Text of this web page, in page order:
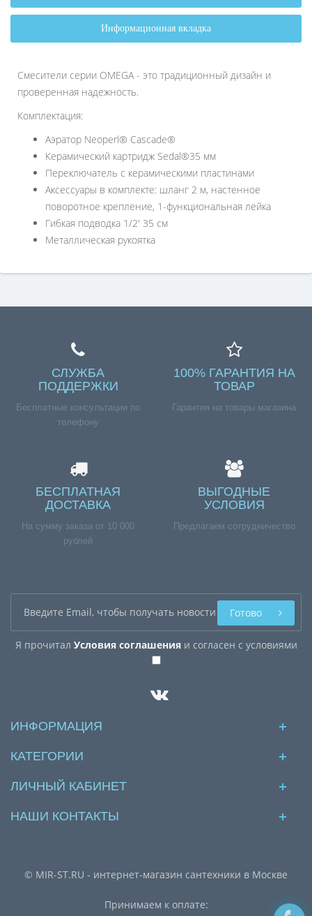
Информационная вкладка
Смесители серии OMEGA - это традиционный дизайн и
проверенная надежность.
Комплектация:
Аэратор Neoperl® Cascade®
Керамический картридж Sedal®35 мм
Переключатель с керамическими пластинами
Аксессуары в комплекте: шланг 2 м, настенное
поворотное крепление, 1-функциональная лейка
Гибкая подводка 1/2' 35 см
Металлическая рукоятка
СЛУЖБА
ПОДДЕРЖКИ
Бесплатные консультации по
телефону
100% ГАРАНТИЯ НА
ТОВАР
Гарантия на товары магазина
БЕСПЛАТНАЯ
ДОСТАВКА
На сумму заказа от 10 000
рублей
ВЫГОДНЫЕ
УСЛОВИЯ
Предлагаем сотрудничество
Я прочитал Условия соглашенияи согласен с условиями
Готово
ИНФОРМАЦИЯ
КАТЕГОРИИ
ЛИЧНЫЙ КАБИНЕТ
НАШИ КОНТАКТЫ
© MIR-ST.RU - интернет-магазин сантехники в Москве
Принимаем к оплате: